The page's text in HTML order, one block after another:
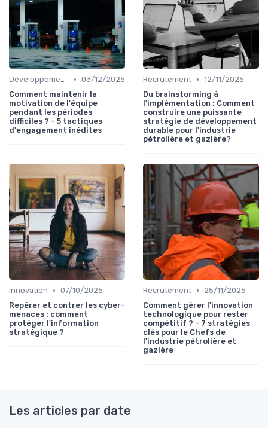
Développement personnel • 03/12/2025
Comment maintenir la
motivation de l'équipe
pendant les périodes
difficiles ? - 5 tactiques
d'engagement inédites
Recrutement • 12/11/2025
Du brainstorming à
l'implémentation : Comment
construire une puissante
stratégie de développement
durable pour l'industrie
pétrolière et gazière?
Innovation • 07/10/2025
Repérer et contrer les cyber-
menaces : comment
protéger l'information
stratégique ?
Recrutement •
25/11/2025
Comment gérer l'innovation
technologique pour rester
compétitif ? - 7 stratégies
clés pour le Chefs de
l'industrie pétrolière et
gazière
Les articles par date